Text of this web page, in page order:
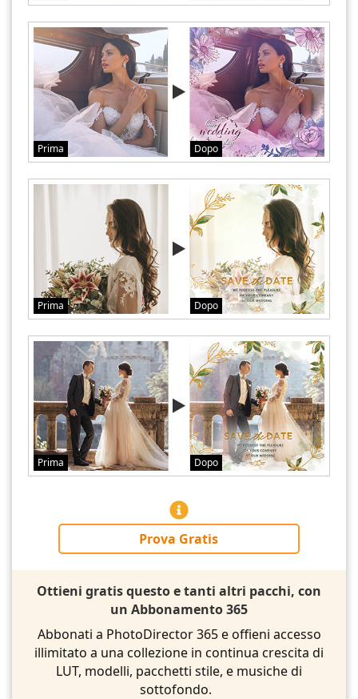
Prima Dopo
Prima Dopo
Prima Dopo
Prova Gratis
Ottieni gratis questo e tanti altri pacchi, con
un Abbonamento 365
Abbonati a PhotoDirector 365 e offieni accesso
illimitato a una collezione in continua crescita di
LUT, modelli, pacchetti stile, e musiche di
sottofondo.